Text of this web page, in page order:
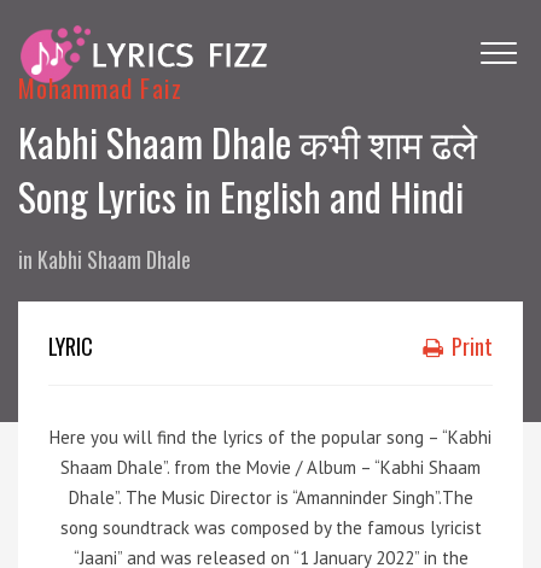
Mohammad Faiz
Kabhi Shaam Dhale कभी शाम ढले
Song Lyrics in English and Hindi
in Kabhi Shaam Dhale
LYRIC Print
Here you will find the lyrics of the popular song – “Kabhi
Shaam Dhale”. from the Movie / Album – “Kabhi Shaam
Dhale”. The Music Director is “Amanninder Singh”.The
song soundtrack was composed by the famous lyricist
“Jaani” and was released on “1 January 2022” in the